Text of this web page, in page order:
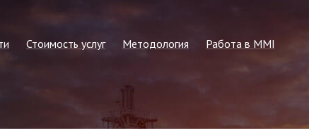
Стоимость услуг
Запрос на расчёт консалтинга или
спецотчёта по рынку
Методология
Общие принципы
Методика формирования
регулярных показателей
Работа в MMI
Вакансии в MMI